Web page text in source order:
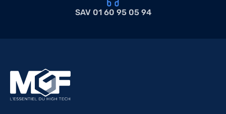
SAV 01 60 95 05 94